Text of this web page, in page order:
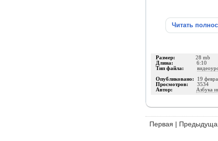
Читать
Размер: 28 mb
Длина: 6:10
Тип файла:
Опубликовано: 19
Просмотров: 3534
Автор: Азбука
Первая |